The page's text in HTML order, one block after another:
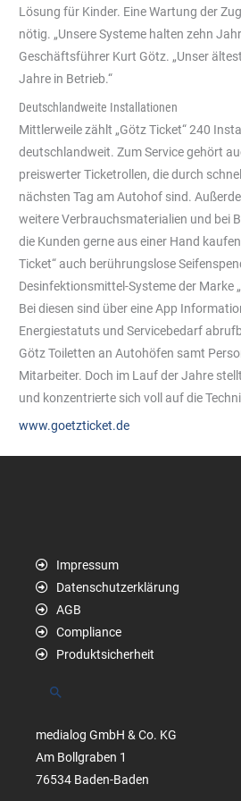
Lösung für Kinder. Eine Wartung der
nötig. „Unsere Systeme halten zehn
Geschäftsführer Kurt Götz. „Unser
Jahre in Betrieb.“
Deutschlandweite Installationen
Mittlerweile zählt „Götz Ticket“ 240
deutschlandweit. Zum Service gehört
preiswerter Ticketrollen, die durch
nächsten Tag am Autohof sind.
weitere Verbrauchsmaterialien und bei
die Kunden gerne aus einer Hand
Ticket“ auch berührungslose
Desinfektionsmittel-Systeme der Marke
Bei diesen sind über eine App
Energiestatuts und Servicebedarf
Götz Toiletten an Autohöfen samt
Mitarbeiter. Doch im Lauf der Jahre
und konzentrierte sich voll auf die
www.goetzticket.de
Impressum
Datenschutzerklärung
AGB
Compliance
Produktsicherheit
Suchen
medialog GmbH & Co. KG
Am Bollgraben 1
76534 Baden-Baden